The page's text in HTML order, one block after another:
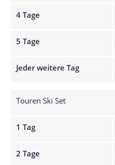
4 Tage
5 Tage
Jeder weitere Tag
1 Tag
2 Tage
Touren Ski Set